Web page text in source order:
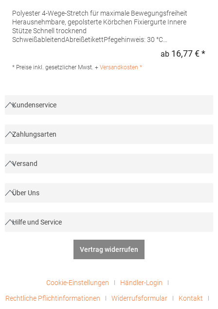
Polyester 4-Wege-Stretch für maximale Bewegungsfreiheit
Herausnehmbare, gepolsterte Körbchen Fixiergurte Innere
Stütze Schnell trocknend
SchweißableitendAbreißetikettPfegehinweis: 30 °C
Produktsicherheit: Herst.-Nr.: JC217 Hersteller: Norty B.V.,
ab 16,77 € *
* Preise inkl. gesetzlicher Mwst. + Versandkosten *
Kundenservice
Zahlungsarten
Versand
Über Uns
Hilfe und Service
Vertrag widerrufen
Cookie-Einstellungen
Händler-Login
Rechtliche Pflichtinformationen
Widerrufsformular Kontakt